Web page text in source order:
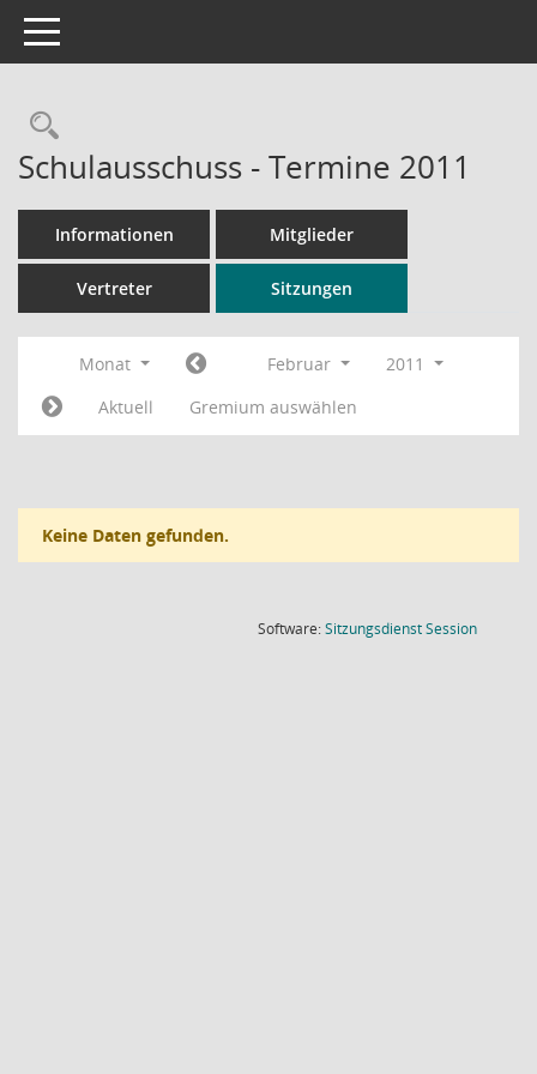
Toggle navigation
Rechercheauswahl
Schulausschuss - Termine 2011
Informationen Mitglieder
Vertreter Sitzungen
Monat Februar
2011
Aktuell
Gremium auswählen
Keine Daten gefunden.
Software:SitzungsdienstSession(Wird in